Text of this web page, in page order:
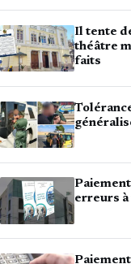
Il tente
théâtre
faits
erreurs à